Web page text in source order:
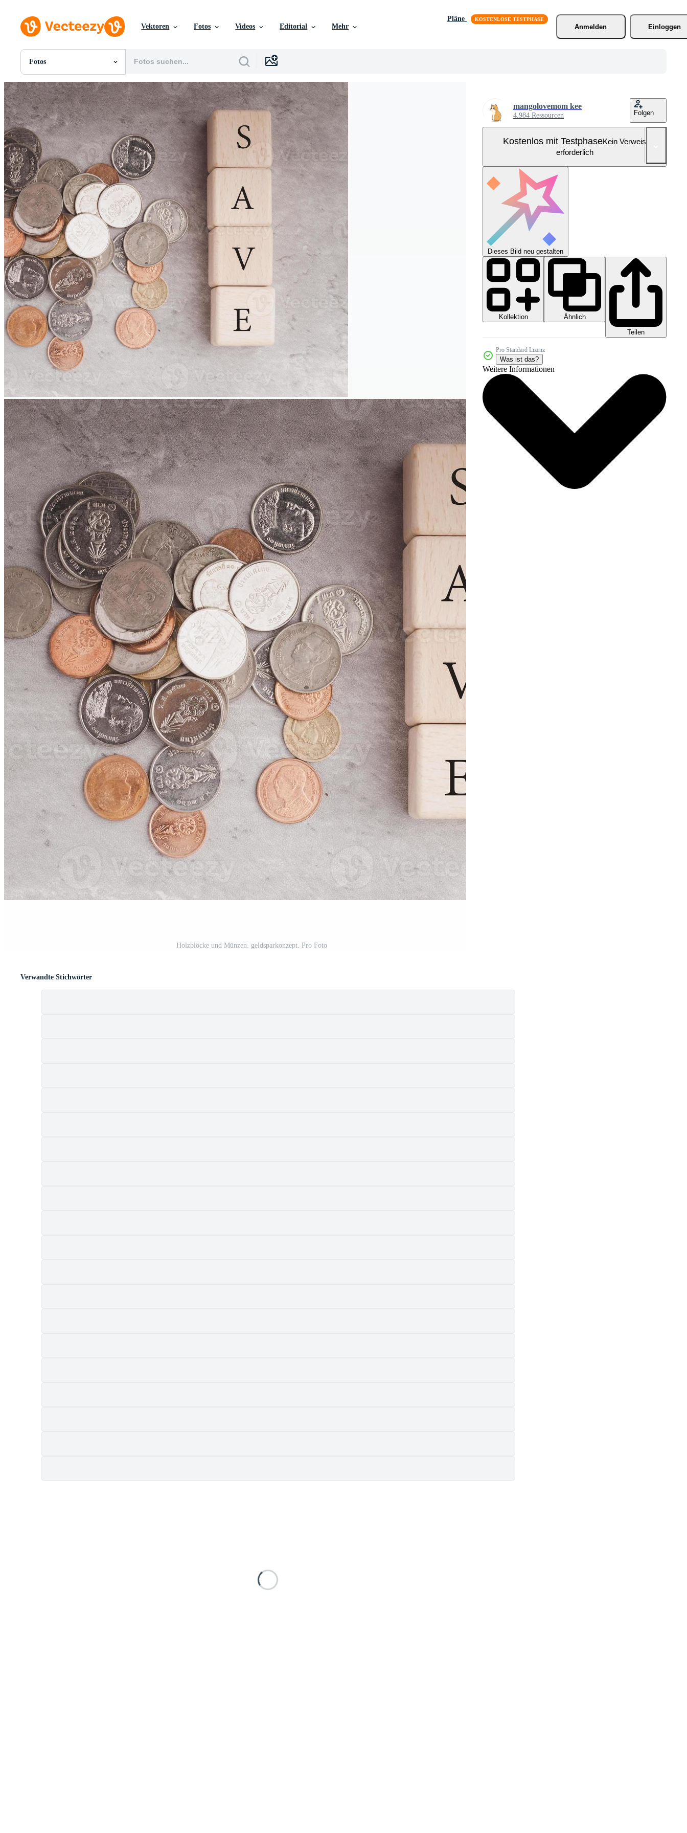
Vektoren Fotos Videos Editorial Mehr
Pläne
Anmelden
Einloggen
Fotos
Alle Bilder
Fotos
PNGs
PSDs
SVGs
Vorlagen
Vektoren
Videos
Motion Graphics
Redaktionelle Bilder
Redaktionelle Ereignisse
Holzblöcke und Münzen. geldsparkonzept. Pro Foto
mangolovemom kee
4.984 Ressourcen Folgen
Kostenlos mit TestphaseKein Verweis
erforderlich
Dieses Bild neu gestalten
Kollektion
Ähnlich
Teilen
Pro Standard Lizenz
Was ist das?
Weitere Informationen
Verwandte Stichwörter